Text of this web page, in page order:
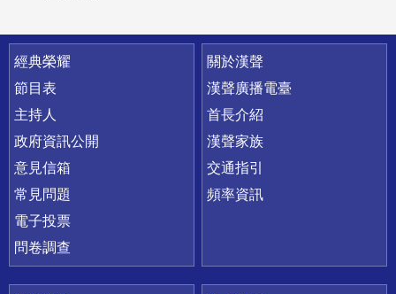
快速連結
經典榮耀
節目表
主持人
政府資訊公開
意見信箱
常見問題
電子投票
問卷調查
關於漢聲
漢聲廣播電臺
首長介紹
漢聲家族
交通指引
頻率資訊